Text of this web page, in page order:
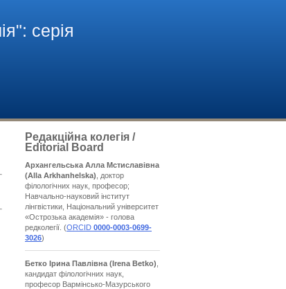
cерія
Редакційна колегія /
Editorial Board
Архангельська Алла Мстиславівна
(Alla Arkhanhelska) , доктор
філологічних наук, професор;
Навчально-науковий інститут
лінгвістики, Національний університет
«Острозька академія» - голова
редколегії. (ORCID 0000-0003-0699-
3026)
Бетко Ірина Павлівна (Irena Betko)
кандидат філологічних наук,
професор Вармінсько-Мазурського